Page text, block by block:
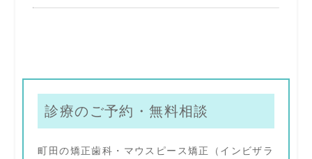
診療のご予約・無料相談
町田の矯正歯科・マウスピース矯正（インビザラ